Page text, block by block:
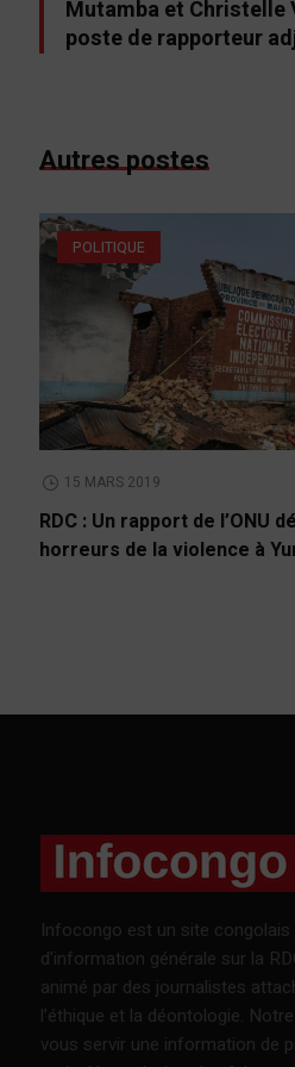
Mutamba et Christelle
poste de rapporteur
Autres postes
POLITIQUE
15 MARS 2019
RDC : Un rapport de l’ONU
horreurs de la violence à
Infocongo est un site congolais
d’information générale sur la
animé par des journalistes
l’éthique et la déontologie.
vous servir une information de